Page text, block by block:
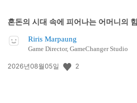
혼돈의 시대 속에 피어나는 어머니의 힘
Riris Marpaung
Game Director, GameChanger Studio
공
2026년08월05일 2